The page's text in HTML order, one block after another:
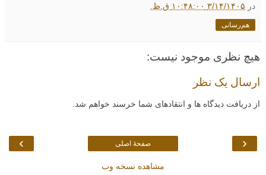
در ۳/۱۴/۱۴۰۵ ۱۰:۴۸:۰۰ ق.ظ.
هم‌رسانی
هیچ نظری موجود نیست:
ارسال یک نظر
از دریافت دیدگاه ها و انتقادهای شما خرسند خواهم شد.
‹
› صفحهٔ اصلی
مشاهده نسخه وب